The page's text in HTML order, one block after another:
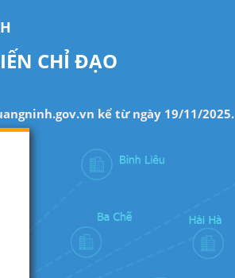
CHỈ ĐẠO
kể từ ngày 19/11/2025.